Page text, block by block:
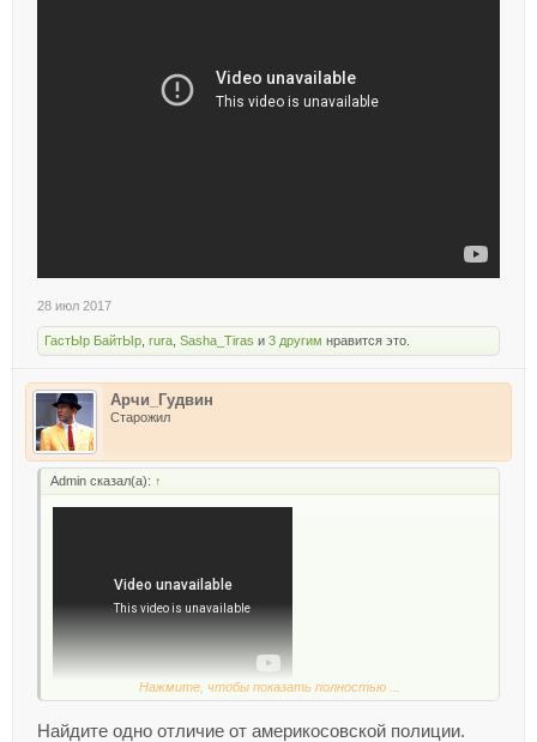
28 июл 2017
ГастЫр БайтЫр rura Sasha_Tiras и 3 другим нравится это.
Арчи_Гудвин
Старожил
Admin сказал(а): ↑
Нажмите, чтобы показать полностью ...
Найдите одно отличие от америкосовской полиции.